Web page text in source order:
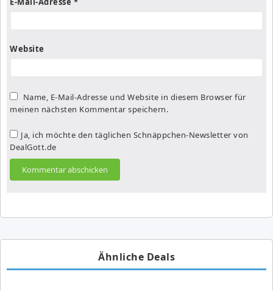
Website
Name, E-Mail-Adresse und Website in diesem Browser für
meinen nächsten Kommentar speichern.
Ja, ich möchte den täglichen Schnäppchen-Newsletter von
DealGott.de
Ähnliche Deals